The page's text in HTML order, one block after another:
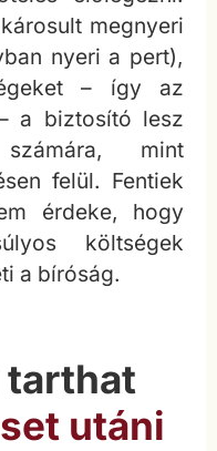
megnyeri
nyeri a pert),
– így az
a biztosító lesz
mint
felül. Fentiek
érdeke, hogy
költségek
a bíróság.
tarthat
utáni